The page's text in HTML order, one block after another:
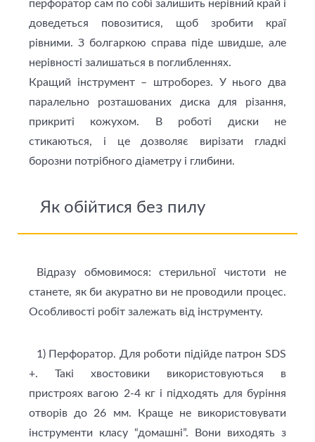
перфоратор сам по собі залишить нерівний край і
доведеться повозитися, щоб зробити краї
рівними. З болгаркою справа піде швидше, але
нерівності залишаться в поглибленнях.
Кращий інструмент – штроборез. У нього два
паралельно розташованих диска для різання,
прикриті кожухом. В роботі диски не
стикаються, і це дозволяє вирізати гладкі
борозни потрібного діаметру і глибини.
Як обійтися без пилу
Відразу обмовимося: стерильної чистоти не
станете, як би акуратно ви не проводили процес.
Особливості робіт залежать від інструменту.
1) Перфоратор. Для роботи підійде патрон SDS
+. Такі хвостовики використовуються в
пристроях вагою 2-4 кг і підходять для буріння
отворів до 26 мм. Краще не використовувати
інструменти класу “домашні”. Вони виходять з